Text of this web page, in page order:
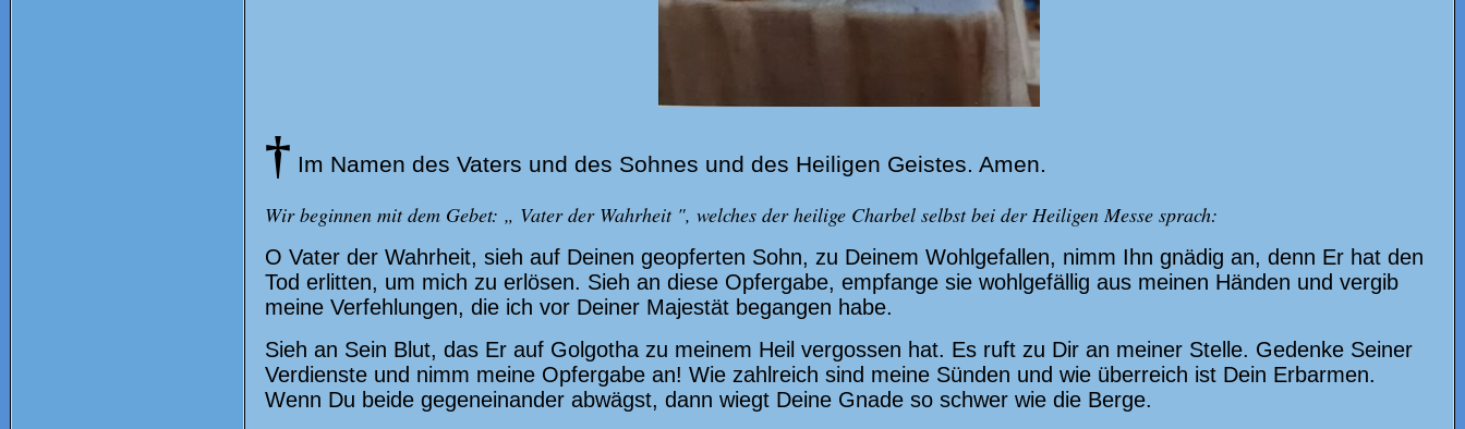
† Im Namen des Vaters und des Sohnes und des Heiligen Geistes. Amen.
Wir beginnen mit dem Gebet: „ Vater der Wahrheit ", welches der heilige Charbel selbst bei der Heiligen Messe sprach:
O Vater der Wahrheit, sieh auf Deinen geopferten Sohn, zu Deinem Wohlgefallen, nimm Ihn gnädig an, denn Er hat den
Tod erlitten, um mich zu erlösen. Sieh an diese Opfergabe, empfange sie wohlgefällig aus meinen Händen und vergib
meine Verfehlungen, die ich vor Deiner Majestät begangen habe.
Sieh an Sein Blut, das Er auf Golgotha zu meinem Heil vergossen hat. Es ruft zu Dir an meiner Stelle. Gedenke Seiner
Verdienste und nimm meine Opfergabe an! Wie zahlreich sind meine Sünden und wie überreich ist Dein Erbarmen.
Wenn Du beide gegeneinander abwägst, dann wiegt Deine Gnade so schwer wie die Berge.